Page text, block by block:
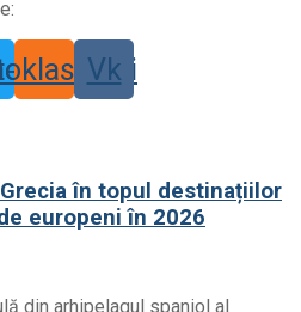
Vk
în topul destinațiilor
europeni în 2026
din arhipelagul spaniol al